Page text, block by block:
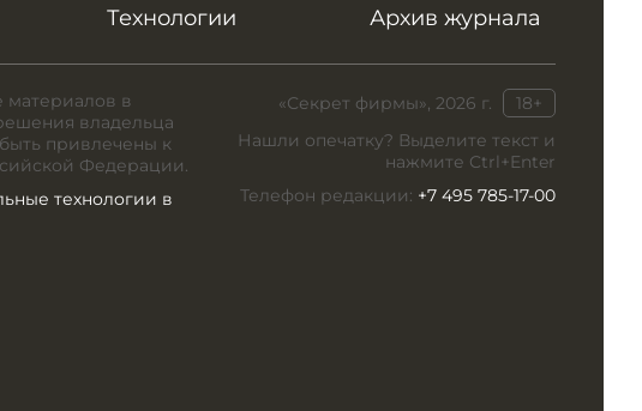
Технологии Архив журнала
«Секрет фирмы», 2026 г.
18+
Нашли опечатку? Выделите текст и
нажмите Ctrl+Enter
Телефон редакции: +7 495 785-17-00
материалов в
владельца
привлечены к
Федерации.
технологии в